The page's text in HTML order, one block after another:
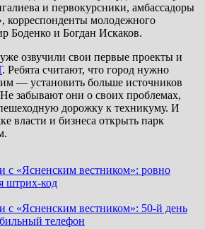
и первокурсники, амбассадоры
корреспонденты молодежного
Боденко и Богдан Искаков.
озвучили свои первые проекты и
. Ребята считают, что город нужно
— установить больше источников
забывают они о своих проблемах,
дорожку к техникуму. И
власти и бизнеса открыть парк
с «Ясненским вестником»: ровно
штрих-код
с «Ясненским вестником»: 50-й день
телефон